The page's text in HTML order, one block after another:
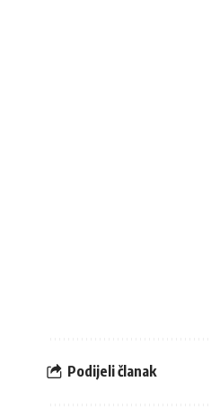
Podijeli članak